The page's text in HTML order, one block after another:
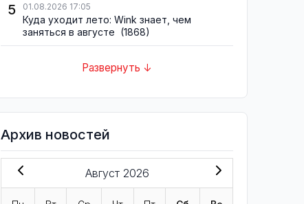
5 01.08.2026 17:05
Куда уходит лето: Wink знает, чем
заняться в августе (1868)
Развернуть ↓
Архив новостей
Август 2026